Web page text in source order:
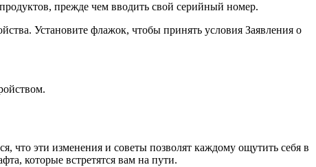
прежде чем вводить свой серийный номер.
Установите флажок, чтобы принять условия Заявления о
что эти изменения и советы позволят каждому ощутить себя в
которые встретятся вам на пути.